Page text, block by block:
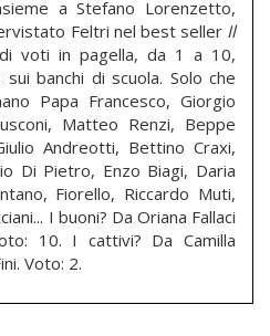
a Stefano Lorenzetto,
Feltri nel best seller Il
voti in pagella, da 1 a 10,
banchi di scuola. Solo che
Papa Francesco, Giorgio
Matteo Renzi, Beppe
Andreotti, Bettino Craxi,
Di Pietro, Enzo Biagi, Daria
Fiorello, Riccardo Muti,
I buoni? Da Oriana Fallaci
10. I cattivi? Da Camilla
Voto: 2.